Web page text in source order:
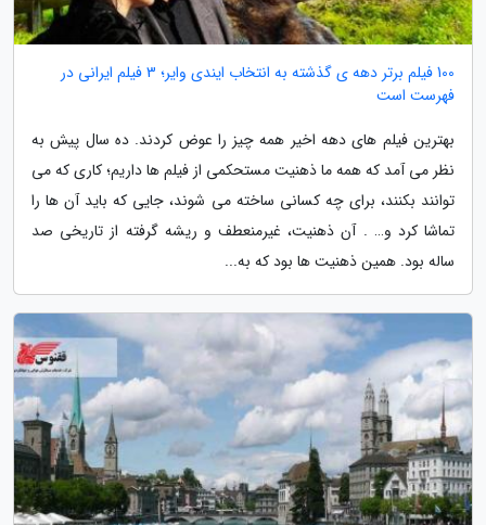
100 فیلم برتر دهه ی گذشته به انتخاب ایندی وایر؛ 3 فیلم ایرانی در
فهرست است
بهترین فیلم های دهه اخیر همه چیز را عوض کردند. ده سال پیش به
نظر می آمد که همه ما ذهنیت مستحکمی از فیلم ها داریم؛ کاری که می
توانند بکنند، برای چه کسانی ساخته می شوند، جایی که باید آن ها را
تماشا کرد و… . آن ذهنیت، غیرمنعطف و ریشه گرفته از تاریخی صد
ساله بود. همین ذهنیت ها بود که به...